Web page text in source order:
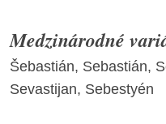
Medzinárodné
Šebastián, Sebastián,
Sevastijan, Sebestyén